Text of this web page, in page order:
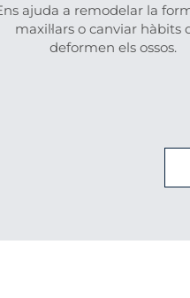
ajuda a remodelar la
maxil·lars o canviar hàbits
deformen els ossos.